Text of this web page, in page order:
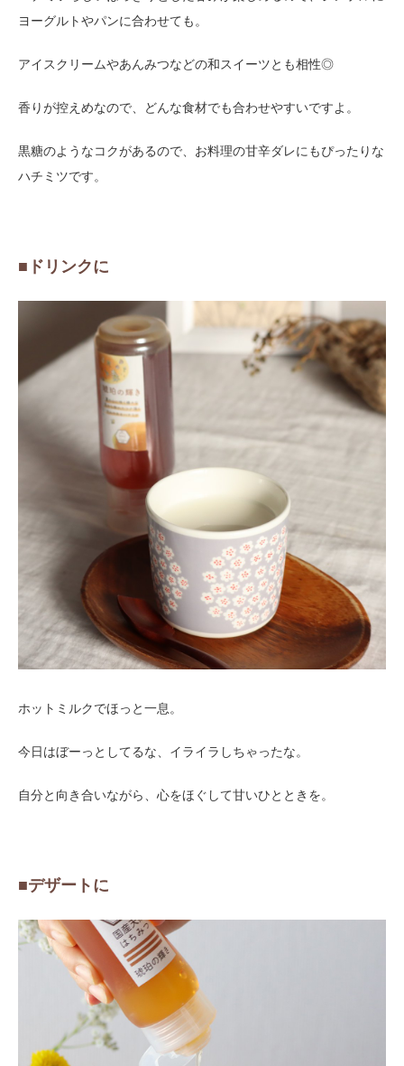
ヨーグルトやパンに合わせても。
アイスクリームやあんみつなどの和スイーツとも相性◎
香りが控えめなので、どんな食材でも合わせやすいですよ。
黒糖のようなコクがあるので、お料理の甘辛ダレにもぴったりな
ハチミツです。
■ドリンクに
ホットミルクでほっと一息。
今日はぼーっとしてるな、イライラしちゃったな。
自分と向き合いながら、心をほぐして甘いひとときを。
■デザートに